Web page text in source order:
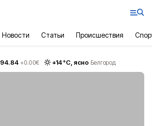
Новости Статьи Происшествия
94.84 +0.00€ +14°С, ясно Белгород